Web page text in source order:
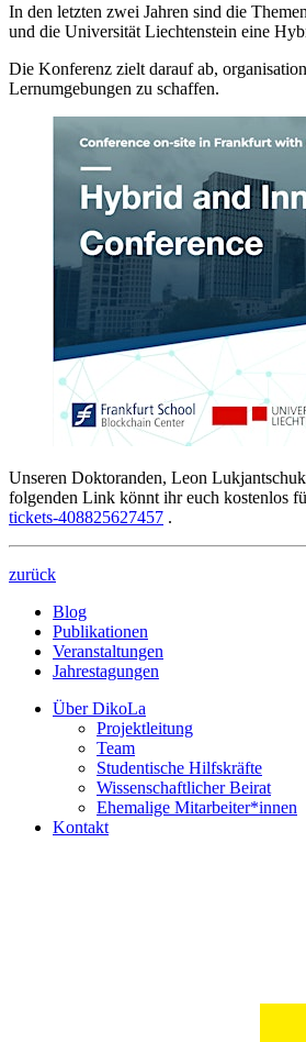
In den letzten zwei Jahren sind die
und die Universität Liechtenstein eine
Die Konferenz zielt darauf ab,
Lernumgebungen zu schaffen.
Unseren Doktoranden, Leon
folgenden Link könnt ihr euch kostenlos
tickets-408825627457 .
zurück
Blog
Publikationen
Veranstaltungen
Jahrestagungen
Über DikoLa
Projektleitung
Team
Studentische Hilfskräfte
Wissenschaftlicher Beirat
Ehemalige Mitarbeiter*innen
Kontakt